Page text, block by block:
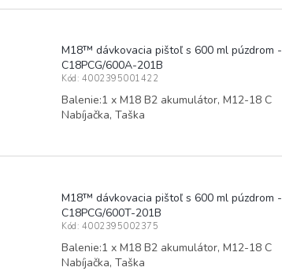
M18™ dávkovacia pištoľ s 600 ml púzdrom -
C18PCG/600A-201B
Kód: 4002395001422
Balenie:1 x M18 B2 akumulátor, M12-18 C
Nabíjačka, Taška
M18™ dávkovacia pištoľ s 600 ml púzdrom -
C18PCG/600T-201B
Kód: 4002395002375
Balenie:1 x M18 B2 akumulátor, M12-18 C
Nabíjačka, Taška